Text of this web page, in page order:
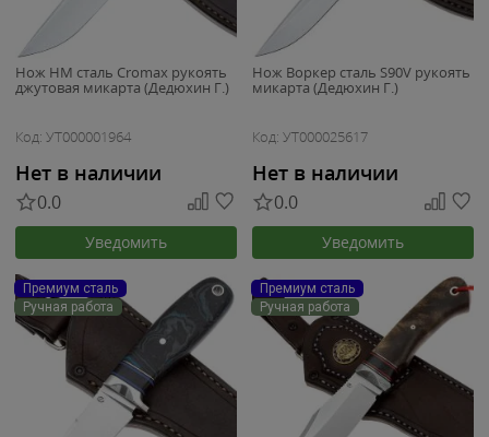
Нож НМ сталь Cromax рукоять
джутовая микарта (Дедюхин Г.)
Код: УТ000001964
Нет в наличии
0.0
Уведомить
Нож Воркер сталь S90V рукоять
микарта (Дедюхин Г.)
Код: УТ000025617
Нет в наличии
0.0
Уведомить
Премиум сталь
Ручная работа
Премиум сталь
Ручная работа